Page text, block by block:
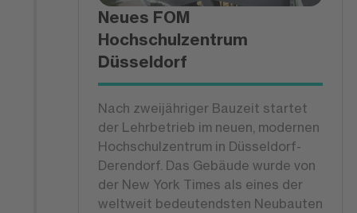
Neues FOM
Hochschulzentrum
Düsseldorf
Nach zweijähriger Bauzeit startet
der Lehrbetrieb im neuen, modernen
Hochschulzentrum in Düsseldorf-
Derendorf. Das Gebäude wurde von
der New York Times als eines der
weltweit bedeutendsten Neubauten